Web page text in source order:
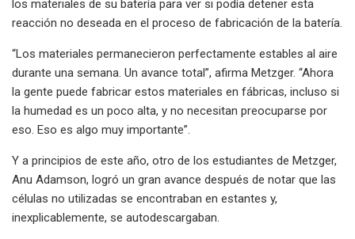
los materiales de su batería para ver si podía detener esta
reacción no deseada en el proceso de fabricación de la batería.
“Los materiales permanecieron perfectamente estables al aire
durante una semana. Un avance total”, afirma Metzger. “Ahora
la gente puede fabricar estos materiales en fábricas, incluso si
la humedad es un poco alta, y no necesitan preocuparse por
eso. Eso es algo muy importante”.
Y a principios de este año, otro de los estudiantes de Metzger,
Anu Adamson, logró un gran avance después de notar que las
células no utilizadas se encontraban en estantes y,
inexplicablemente, se autodescargaban.